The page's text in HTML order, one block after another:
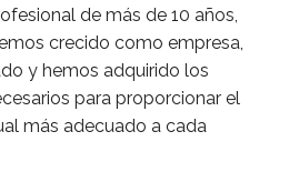
de más de 10 años,
crecido como empresa,
y hemos adquirido los
para proporcionar el
más adecuado a cada